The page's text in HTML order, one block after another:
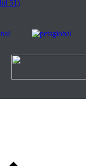
51)